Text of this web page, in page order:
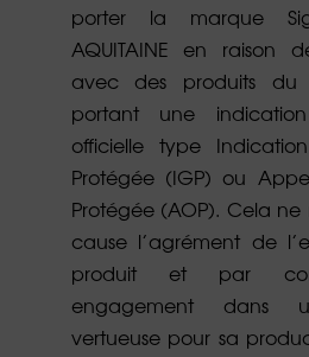
porter la marque
AQUITAINE en raison
avec des produits du
portant une
officielle type
Protégée (IGP) ou
Protégée (AOP). Cela
cause l’agrément de
produit et par
engagement dans
vertueuse pour sa